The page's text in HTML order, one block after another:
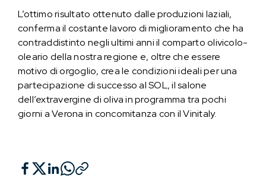
L’ottimo risultato ottenuto dalle produzioni laziali,
conferma il costante lavoro di miglioramento che ha
contraddistinto negli ultimi anni il comparto olivicolo-
oleario della nostra regione e, oltre che essere
motivo di orgoglio, crea le condizioni ideali per una
partecipazione di successo al SOL, il salone
dell’extravergine di oliva in programma tra pochi
giorni a Verona in concomitanza con il Vinitaly.